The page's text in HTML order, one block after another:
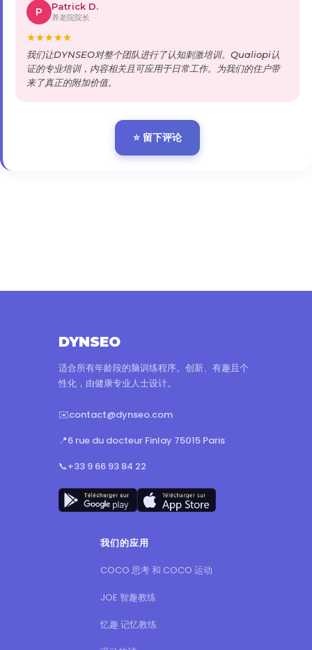
P Patrick D.
养老院院长
★★★★★
我们让DYNSEO对整个团队进行了认知刺激培训。Qualiopi认
证的专业培训，内容相关且可应用于日常工作。为我们的住户带
来了真正的附加价值。
⭐ 留下评论
DYNSEO
适合所有年龄段的脑训练程序。创新、有趣且个
性化，由健康专业人士设计。
✉️contact@dynseo.com
📍6 rue du docteur Finlay 75015 Paris
📞+33 9 66 93 84 22
我们的应用
COCO 思考 和 COCO 运动
JOE 智趣教练
忆趣 记忆教练